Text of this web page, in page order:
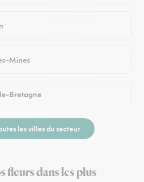
Mines
Bretagne
les villes du secteur
fleurs dans les plus